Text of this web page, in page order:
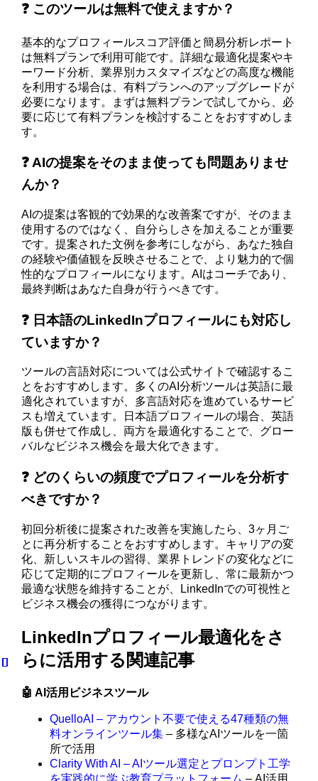
❓ このツールは無料で使えますか？
基本的なプロフィールスコア評価と簡易分析レポート
は無料プランで利用可能です。詳細な最適化提案やキ
ーワード分析、業界別カスタマイズなどの高度な機能
を利用する場合は、有料プランへのアップグレードが
必要になります。まずは無料プランで試してから、必
要に応じて有料プランを検討することをおすすめしま
す。
❓ AIの提案をそのまま使っても問題ありませ
んか？
AIの提案は客観的で効果的な改善案ですが、そのまま
使用するのではなく、自分らしさを加えることが重要
です。提案された文例を参考にしながら、あなた独自
の経験や価値観を反映させることで、より魅力的で個
性的なプロフィールになります。AIはコーチであり、
最終判断はあなた自身が行うべきです。
❓ 日本語のLinkedInプロフィールにも対応し
ていますか？
ツールの言語対応については公式サイトで確認するこ
とをおすすめします。多くのAI分析ツールは英語に最
適化されていますが、多言語対応を進めているサービ
スも増えています。日本語プロフィールの場合、英語
版も併せて作成し、両方を最適化することで、グロー
バルなビジネス機会を最大化できます。
❓ どのくらいの頻度でプロフィールを分析す
べきですか？
初回分析後に提案された改善を実施したら、3ヶ月ご
とに再分析することをおすすめします。キャリアの変
化、新しいスキルの習得、業界トレンドの変化などに
応じて定期的にプロフィールを更新し、常に最新かつ
最適な状態を維持することが、LinkedInでの可視性と
ビジネス機会の獲得につながります。
LinkedInプロフィール最適化をさ
らに活用する関連記事
🤖 AI活用ビジネスツール
QuelloAI – アカウント不要で使える47種類の無
料オンラインツール集 – 多様なAIツールを一箇
所で活用
Clarity With AI – AIツール選定とプロンプト工学
を実践的に学ぶ教育プラットフォーム – AI活用